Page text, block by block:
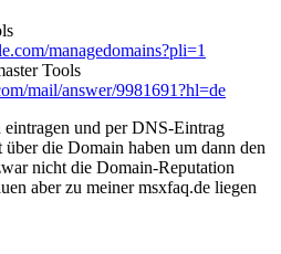
managedomains?pli=1
Tools
mail/answer/9981691?hl=de
und per DNS-Eintrag
die Domain haben um dann den
nicht die Domain-Reputation
aber zu meiner msxfaq.de liegen